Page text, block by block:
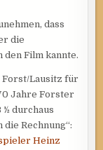
dass
die
den Film kannte.
Forst/Lausitz für
Jahre Forster
½ durchaus
Rechnung“:
Heinz